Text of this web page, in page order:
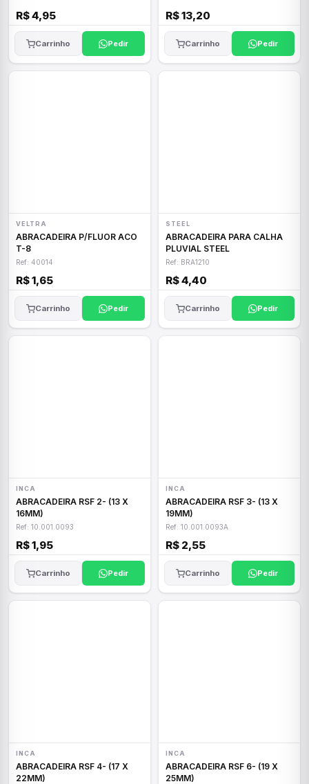
R$ 4,95
Carrinho Pedir
R$ 13,20
Carrinho Pedir
VELTRA
ABRACADEIRA P/FLUOR ACO
T-8
Ref: 40014
R$ 1,65
Carrinho Pedir
STEEL
ABRACADEIRA PARA CALHA
PLUVIAL STEEL
Ref: BRA1210
R$ 4,40
Carrinho Pedir
INCA
ABRACADEIRA RSF 2- (13 X
16MM)
Ref: 10.001.0093
R$ 1,95
Carrinho Pedir
INCA
ABRACADEIRA RSF 3- (13 X
19MM)
Ref: 10.001.0093A
R$ 2,55
Carrinho Pedir
INCA
ABRACADEIRA RSF 4- (17 X
22MM)
INCA
ABRACADEIRA RSF 6- (19 X
25MM)